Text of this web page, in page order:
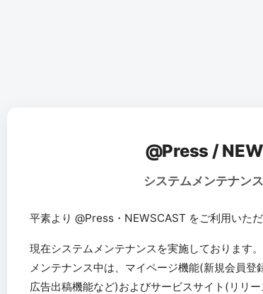
@Press /
システムメンテナン
平素より @Press・NEWSCAST をご利用いた
現在システムメンテナンスを実施しております。
メンテナンス中は、マイページ機能(新規会員
広告出稿機能など)およびサービスサイト(リリ